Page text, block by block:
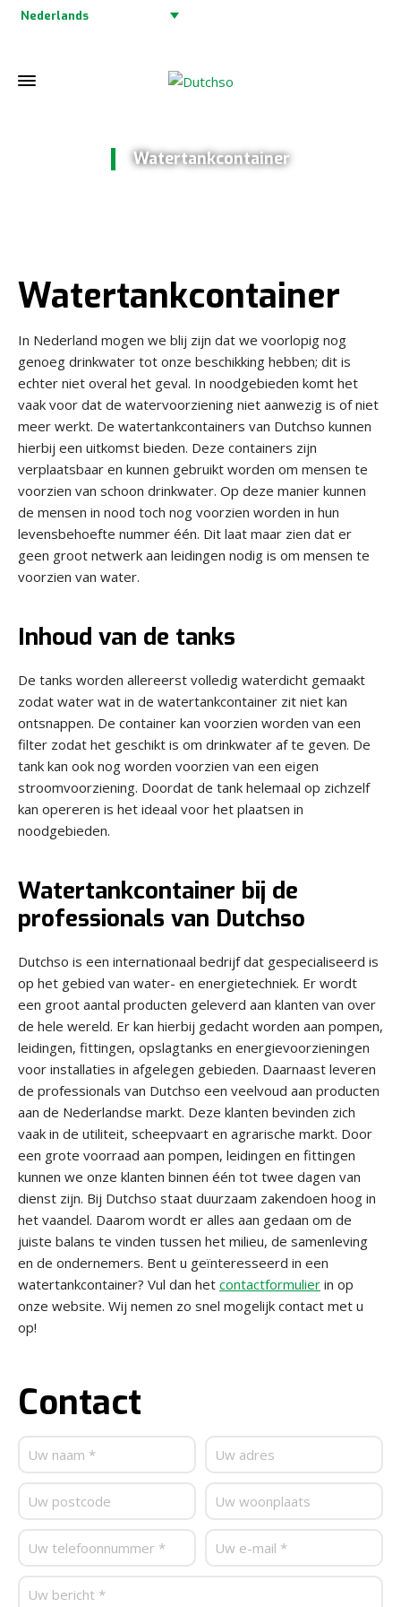
Nederlands
Watertankcontainer
Watertankcontainer
In Nederland mogen we blij zijn dat we voorlopig nog
genoeg drinkwater tot onze beschikking hebben; dit is
echter niet overal het geval. In noodgebieden komt het
vaak voor dat de watervoorziening niet aanwezig is of niet
meer werkt. De watertankcontainers van Dutchso kunnen
hierbij een uitkomst bieden. Deze containers zijn
verplaatsbaar en kunnen gebruikt worden om mensen te
voorzien van schoon drinkwater. Op deze manier kunnen
de mensen in nood toch nog voorzien worden in hun
levensbehoefte nummer één. Dit laat maar zien dat er
geen groot netwerk aan leidingen nodig is om mensen te
voorzien van water.
Inhoud van de tanks
De tanks worden allereerst volledig waterdicht gemaakt
zodat water wat in de watertankcontainer zit niet kan
ontsnappen. De container kan voorzien worden van een
filter zodat het geschikt is om drinkwater af te geven. De
tank kan ook nog worden voorzien van een eigen
stroomvoorziening. Doordat de tank helemaal op zichzelf
kan opereren is het ideaal voor het plaatsen in
noodgebieden.
Watertankcontainer bij de
professionals van Dutchso
Dutchso is een internationaal bedrijf dat gespecialiseerd is
op het gebied van water- en energietechniek. Er wordt
een groot aantal producten geleverd aan klanten van over
de hele wereld. Er kan hierbij gedacht worden aan pompen,
leidingen, fittingen, opslagtanks en energievoorzieningen
voor installaties in afgelegen gebieden. Daarnaast leveren
de professionals van Dutchso een veelvoud aan producten
aan de Nederlandse markt. Deze klanten bevinden zich
vaak in de utiliteit, scheepvaart en agrarische markt. Door
een grote voorraad aan pompen, leidingen en fittingen
kunnen we onze klanten binnen één tot twee dagen van
dienst zijn. Bij Dutchso staat duurzaam zakendoen hoog in
het vaandel. Daarom wordt er alles aan gedaan om de
juiste balans te vinden tussen het milieu, de samenleving
en de ondernemers. Bent u geïnteresseerd in een
watertankcontainer? Vul dan het contactformulier in op
onze website. Wij nemen zo snel mogelijk contact met u
op!
Contact